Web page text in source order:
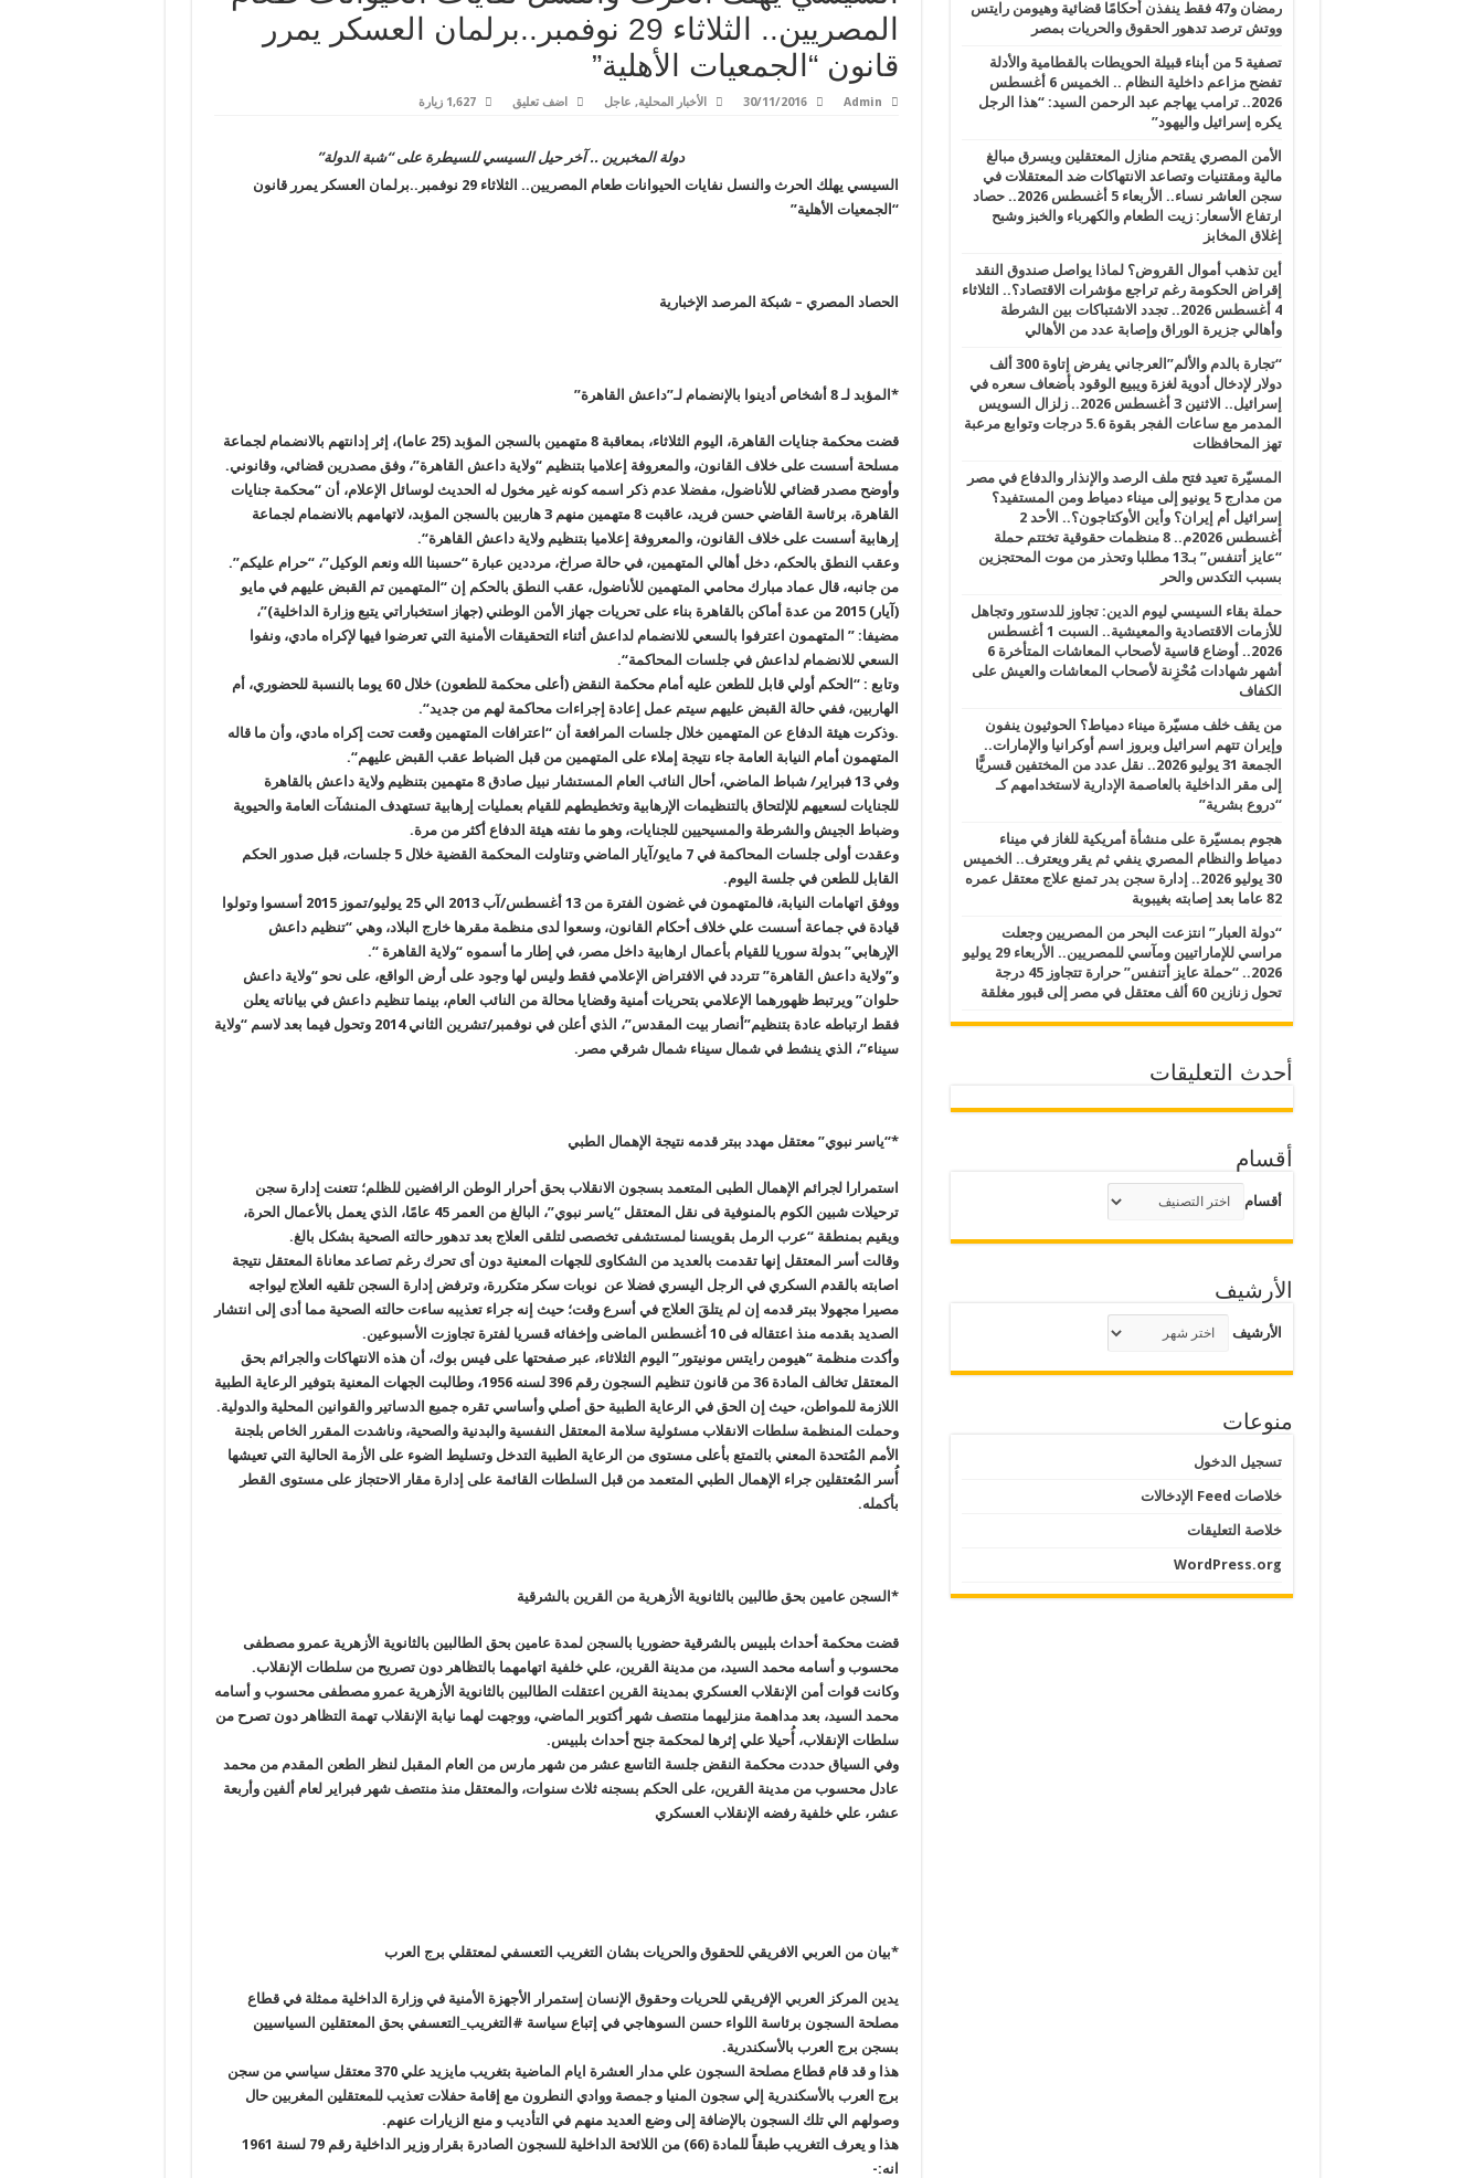
المصريين.. الثلاثاء 29 نوفمبر..برلمان العسكر يمرر
قانون “الجمعيات الأهلية”
Admin
30/11/2016 الأخبار المحلية, عاجل اضف تعليق 1,627 زيارة
دولة المخبرين .. آخر حيل السيسي للسيطرة على “شبة الدولة”
السيسي يهلك الحرث والنسل نفايات الحيوانات طعام المصريين.. الثلاثاء 29 نوفمبر..برلمان العسكر يمرر قانون
“الجمعيات الأهلية”
الحصاد المصري – شبكة المرصد الإخبارية
*المؤبد لـ 8 أشخاص أدينوا بالإنضمام لـ”داعش القاهرة ”
قضت محكمة جنايات القاهرة، اليوم الثلاثاء، بمعاقبة 8 متهمين بالسجن المؤبد (25 عاما)، إثر إدانتهم بالانضمام لجماعة
مسلحة أسست على خلاف القانون، والمعروفة إعلاميا بتنظيم “ولاية داعش القاهرة”، وفق مصدرين قضائي، وقانوني.
وأوضح مصدر قضائي للأناضول، مفضلا عدم ذكر اسمه كونه غير مخول له الحديث لوسائل الإعلام، أن “محكمة جنايات
القاهرة، برئاسة القاضي حسن فريد، عاقبت 8 متهمين منهم 3 هاربين بالسجن المؤبد، لاتهامهم بالانضمام لجماعة
إرهابية أسست على خلاف القانون، والمعروفة إعلاميا بتنظيم ولاية داعش القاهرة“.
وعقب النطق بالحكم، دخل أهالي المتهمين، في حالة صراخ، مرددين عبارة “حسبنا الله ونعم الوكيل”، “حرام عليكم”.
من جانبه، قال عماد مبارك محامي المتهمين للأناضول، عقب النطق بالحكم إن“المتهمين تم القبض عليهم في مايو
(آيار) 2015 من عدة أماكن بالقاهرة بناء على تحريات جهاز الأمن الوطني (جهاز استخباراتي يتبع وزارة الداخلية
)”،
مضيفا: ” المتهمون اعترفوا بالسعي للانضمام لداعش أثناء التحقيقات الأمنية التي تعرضوا فيها لإكراه مادي، ونفوا
السعي للانضمام لداعش في جلسات المحاكمة“.
وتابع : “الحكم أولي قابل للطعن عليه أمام محكمة النقض(
أعلى محكمة للطعون) خلال 60 يوما بالنسبة للحضوري، أم
الهاربين، ففي حالة القبض عليهم سيتم عمل إعادة إجراءات محاكمة لهم من جديد“.
.وذكرت هيئة الدفاع عن المتهمين خلال جلسات المرافعة أن “اعترافات المتهمين وقعت تحت إكراه مادي، وأن ما قاله
المتهمون أمام النيابة العامة جاء نتيجة إملاء على المتهمين من قبل الضباط عقب القبض عليهم“.
وفي 13 فبراير
/
شباط الماضي، أحال النائب العام المستشار نبيل صادق 8 متهمين بتنظيم ولاية داعش بالقاهرة
للجنايات لسعيهم للإلتحاق بالتنظيمات الإرهابية وتخطيطهم للقيام بعمليات إرهابية تستهدف المنشآت العامة والحيوية
وضباط الجيش والشرطة والمسيحيين للجنايات، وهو ما نفته هيئة الدفاع أكثر من مرة.
وعقدت أولى جلسات المحاكمة في 7 مايو/آيار الماضي وتناولت المحكمة القضية خلال 5 جلسات، قبل صدور الحكم
القابل للطعن في جلسة اليوم.
ووفق اتهامات النيابة، فالمتهمون في غضون الفترة من 13 أغسطس/آب 2013 الي
25
يوليو/تموز 2015 أسسوا وتولوا
قيادة في جماعة أسست علي خلاف أحكام القانون، وسعوا لدى منظمة مقرها خارج البلاد، وهي “تنظيم داعش
الإرهابي” بدولة سوريا للقيام بأعمال ارهابية داخل مصر، في إطار ما أسموه “ولاية القاهرة “.
و”ولاية داعش القاهرة” تتردد في الافتراض الإعلامي فقط وليس لها وجود على أرض الواقع، على نحو “ولاية داعش
حلوان” ويرتبط ظهورهما الإعلامي بتحريات أمنية وقضايا محالة من النائب العام، بينما تنظيم داعش في بياناته يعلن
فقط ارتباطه عادة بتنظيم”أنصار بيت المقدس”، الذي أعلن في نوفمبر/تشرين الثاني 2014 وتحول فيما بعد لاسم “ولاية
سيناء”، الذي ينشط في شمال سيناء شمال شرقي مصر .
*
“ياسر نبوي” معتقل مهدد ببتر قدمه نتيجة الإهمال الطبي
استمرارا لجرائم الإهمال الطبى المتعمد بسجون الانقلاب بحق أحرار الوطن الرافضين للظلم؛ تتعنت إدارة سجن
ترحيلات شبين الكوم بالمنوفية فى نقل المعتقل “ياسر نبوي”، البالغ من العمر 45 عامًا، الذي يعمل بالأعمال الحرة،
ويقيم بمنطقة “عرب الرمل بقويسنا لمستشفى تخصصى لتلقى العلاج بعد تدهور حالته الصحية بشكل بالغ.
وقالت أسر المعتقل إنها تقدمت بالعديد من الشكاوى للجهات المعنية دون أى تحرك رغم تصاعد معاناة المعتقل نتيجة
اصابته بالقدم السكري في الرجل اليسري فضلا عن نوبات سكر متكررة، وترفض إدارة السجن تلقيه العلاج ليواجه
مصيرا مجهولا ببتر قدمه إن لم يتلقَ العلاج في أسرع وقت؛ حيث إنه جراء تعذيبه ساءت حالته الصحية مما أدى إلى انتشار
الصديد بقدمه منذ اعتقاله فى 10 أغسطس الماضى وإخفائه قسريا لفترة تجاوزت الأسبوعين
.
وأكدت منظمة “هيومن رايتس مونيتور” اليوم الثلاثاء، عبر صفحتها على فيس بوك، أن هذه الانتهاكات والجرائم بحق
المعتقل تخالف المادة 36 من قانون تنظيم السجون رقم 396 لسنه 1956، وطالبت الجهات المعنية بتوفير الرعاية الطبية
اللازمة للمواطن، حيث إن الحق في الرعاية الطبية حق أصلي وأساسي تقره جميع الدساتير والقوانين المحلية والدولية.
وحملت المنظمة سلطات الانقلاب مسئولية سلامة المعتقل النفسية والبدنية والصحية، وناشدت المقرر الخاص بلجنة
الأمم المُتحدة المعني بالتمتع بأعلى مستوى من الرعاية الطبية التدخل وتسليط الضوء على الأزمة الحالية التي تعيشها
أُسر المُعتقلين جراء الإهمال الطبي المتعمد من قبل السلطات القائمة على إدارة مقار الاحتجاز على مستوى القطر
بأكمله.
*السجن عامين بحق طالبين بالثانوية الأزهرية من القرين بالشرقية
قضت محكمة أحداث بلبيس بالشرقية حضوريا بالسجن لمدة عامين بحق الطالبين بالثانوية الأزهرية عمرو مصطفى
محسوب و أسامه محمد السيد، من مدينة القرين، علي خلفية اتهامهما بالتظاهر دون تصريح من سلطات الإنقلاب.
وكانت قوات أمن الإنقلاب العسكري بمدينة القرين اعتقلت الطالبين بالثانوية الأزهرية عمرو مصطفى محسوب و أسامه
محمد السيد، بعد مداهمة منزليهما منتصف شهر أكتوبر الماضي، ووجهت لهما نيابة الإنقلاب تهمة التظاهر دون تصرح من
سلطات الإنقلاب، أُحيلا علي إثرها لمحكمة جنح أحداث بلبيس.
وفي السياق حددت محكمة النقض جلسة التاسع عشر من شهر مارس من العام المقبل لنظر الطعن المقدم من محمد
عادل محسوب من مدينة القرين، على الحكم بسجنه ثلاث سنوات، والمعتقل منذ منتصف شهر فبراير لعام ألفين وأربعة
عشر، علي خلفية رفضه الإنقلاب العسكري
*بيان من العربي الافريقي للحقوق والحريات بشان التغريب التعسفي لمعتقلي برج العرب
يدين المركز العربي الإفريقي للحريات وحقوق الإنسان إستمرار الأجهزة الأمنية في وزارة الداخلية ممثلة في قطاع
مصلحة السجون برئاسة اللواء حسن السوهاجي في إتباع سياسة #التغريب_التعسفي بحق المعتقلين السياسيين
بسجن برج العرب بالأسكندرية.
هذا و قد قام قطاع مصلحة السجون علي مدار العشرة ايام الماضية بتغريب مايزيد علي 370 معتقل سياسي من سجن
برج العرب بالأسكندرية إلي سجون المنيا و جمصة ووادي النطرون مع إقامة حفلات تعذيب للمعتقلين المغربين حال
وصولهم الي تلك السجون بالإضافة إلى وضع العديد منهم في التأديب و منع الزيارات عنهم.
هذا و يعرف التغريب طبقاً للمادة (66) من اللائحة الداخلية للسجون الصادرة بقرار وزير الداخلية رقم 79 لسنة 1961
انه:-
رمضان و47 فقط ينفذن أحكامًا قضائية وهيومن رايتس
ووتش ترصد تدهور الحقوق والحريات بمصر
تصفية 5 من أبناء قبيلة الحويطات بالقطامية والأدلة
تفضح مزاعم داخلية النظام .. الخميس 6 أغسطس
2026.. ترامب يهاجم عبد الرحمن السيد: “هذا الرجل
يكره إسرائيل واليهود”
الأمن المصري يقتحم منازل المعتقلين ويسرق مبالغ
مالية ومقتنيات وتصاعد الانتهاكات ضد المعتقلات في
سجن العاشر نساء.. الأربعاء 5 أغسطس 2026.. حصاد
ارتفاع الأسعار: زيت الطعام والكهرباء والخبز وشبح
إغلاق المخابز
أين تذهب أموال القروض؟ لماذا يواصل صندوق النقد
إقراض الحكومة رغم تراجع مؤشرات الاقتصاد؟.. الثلاثاء
4 أغسطس 2026.. تجدد الاشتباكات بين الشرطة
وأهالي جزيرة الوراق وإصابة عدد من الأهالي
“تجارة بالدم والألم”العرجاني يفرض إتاوة 300 ألف
دولار لإدخال أدوية لغزة ويبيع الوقود بأضعاف سعره في
إسرائيل.. الاثنين 3 أغسطس 2026.. زلزال السويس
المدمر مع ساعات الفجر بقوة 5.6 درجات وتوابع مرعبة
تهز المحافظات
المسيّرة تعيد فتح ملف الرصد والإنذار والدفاع في مصر
من مدارج 5 يونيو إلى ميناء دمياط ومن المستفيد؟
إسرائيل أم إيران؟ وأين الأوكتاجون؟.. الأحد 2
أغسطس 2026م.. 8 منظمات حقوقية تختتم حملة
“عايز أتنفس” بـ13 مطلبا وتحذر من موت المحتجزين
بسبب التكدس والحر
حملة بقاء السيسي ليوم الدين: تجاوز للدستور وتجاهل
للأزمات الاقتصادية والمعيشية.. السبت 1 أغسطس
2026.. أوضاع قاسية لأصحاب المعاشات المتأخرة 6
أشهر شهادات مُحْزِنة لأصحاب المعاشات والعيش على
الكفاف
من يقف خلف مسيّرة ميناء دمياط؟ الحوثيون ينفون
وإيران تتهم اسرائيل وبروز اسم أوكرانيا والإمارات..
الجمعة 31 يوليو 2026.. نقل عدد من المختفين قسريًّا
إلى مقر الداخلية بالعاصمة الإدارية لاستخدامهم كـ
“دروع بشرية”
هجوم بمسيّرة على منشأة أمريكية للغاز في ميناء
دمياط والنظام المصري ينفي ثم يقر ويعترف.. الخميس
30 يوليو 2026.. إدارة سجن بدر تمنع علاج معتقل عمره
82 عاما بعد إصابته بغيبوبة
“دولة العبار” انتزعت البحر من المصريين وجعلت
مراسي للإماراتيين ومآسي للمصريين.. الأربعاء 29 يوليو
2026.. “حملة عايز أتنفس” حرارة تتجاوز 45 درجة
تحول زنازين 60 ألف معتقل في مصر إلى قبور مغلقة
أحدث التعليقات
أقسام
أقسام
الأرشيف
الأرشيف
منوعات
تسجيل الدخول
خلاصات Feed الإدخالات
خلاصة التعليقات
WordPress.org